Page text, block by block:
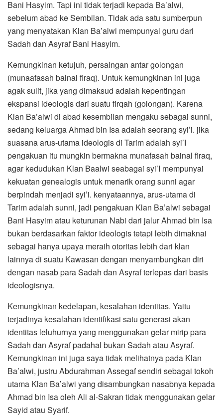
Bani Hasyim. Tapi ini tidak terjadi kepada Ba’alwi,
sebelum abad ke Sembilan. Tidak ada satu sumberpun
yang menyatakan Klan Ba’alwi mempunyai guru dari
Sadah dan Asyraf Bani Hasyim.
Kemungkinan ketujuh, persaingan antar golongan
(munaafasah bainal firaq). Untuk kemungkinan ini juga
agak sulit, jika yang dimaksud adalah kepentingan
ekspansi ideologis dari suatu firqah (golongan). Karena
Klan Ba’alwi di abad kesembilan mengaku sebagai sunni,
sedang keluarga Ahmad bin Isa adalah seorang syi’i. jika
suasana arus-utama ideologis di Tarim adalah syi’I
pengakuan itu mungkin bermakna munafasah bainal firaq,
agar kedudukan Klan Baalwi seabagai syi’I mempunyai
kekuatan genealogis untuk menarik orang sunni agar
berpindah menjadi syi’i. kenyataannya, arus-utama di
Tarim adalah sunni, jadi pengakuan Klan Ba’alwi sebagai
Bani Hasyim atau keturunan Nabi dari jalur Ahmad bin Isa
bukan berdasarkan faktor ideologis tetapi lebih dimaknai
sebagai hanya upaya meraih otoritas lebih dari klan
lainnya di suatu Kawasan dengan menyambungkan diri
dengan nasab para Sadah dan Asyraf terlepas dari basis
ideologisnya.
Kemungkinan kedelapan, kesalahan identitas. Yaitu
terjadinya kesalahan identifikasi satu generasi akan
identitas leluhurnya yang menggunakan gelar mirip para
Sadah dan Asyraf padahal bukan Sadah atau Asyraf.
Kemungkinan ini juga saya tidak melihatnya pada Klan
Ba’alwi, justru Abdurahman Assegaf sendiri sebagai tokoh
utama Klan Ba’alwi yang disambungkan nasabnya kepada
Ahmad bin Isa oleh Ali al-Sakran tidak menggunakan gelar
Sayid atau Syarif.